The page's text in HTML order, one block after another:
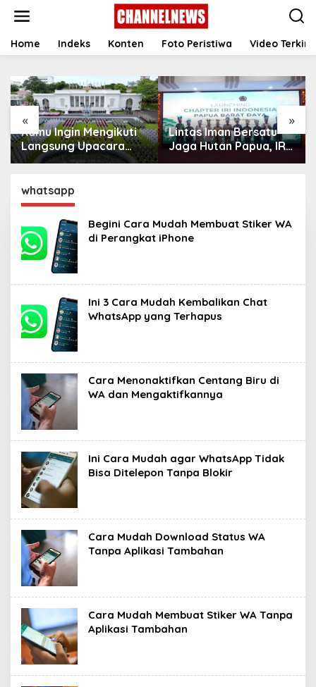
t
Home Indeks Konten Foto Peristiwa Video Terkini
« »
Kamu Ingin Mengikuti
Langsung Upacara
HUT Ke-81
Istana? Ini Link
Pendaftaran Resminya
Lintas Iman Bersatu
Jaga Hutan Papua, IRI
Indonesia Resmikan
whatsapp
Begini Cara Mudah Membuat Stiker WA
di Perangkat iPhone ‎
Ini 3 Cara Mudah Kembalikan Chat
WhatsApp yang Terhapus
Cara Menonaktifkan Centang Biru di
WA dan Mengaktifkannya ‎
Ini Cara Mudah agar WhatsApp Tidak
Bisa Ditelepon Tanpa Blokir
Cara Mudah Download Status WA
Tanpa Aplikasi Tambahan ‎
Cara Mudah Membuat Stiker WA Tanpa
Aplikasi Tambahan ‎